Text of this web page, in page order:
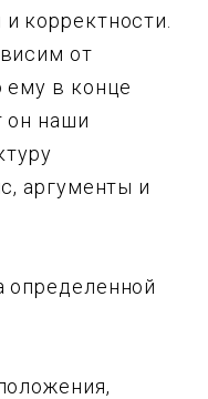
корректности.
от
ему в конце
он наши
аргументы и
определенной